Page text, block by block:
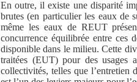
En outre, il existe une disparité
brutes (en particulier les eaux de
même les eaux de REUT
concurrence équilibrée entre ces
disponible dans le milieu. Cette
traitées (EUT) pour des usages
collectivités, telles que l’entretien